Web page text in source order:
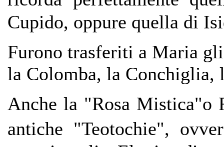
Cupido, oppure quella di
Furono trasferiti a Maria
la Colomba, la Conchiglia,
Anche la "Rosa Mistica"o
antiche "Teotochie",